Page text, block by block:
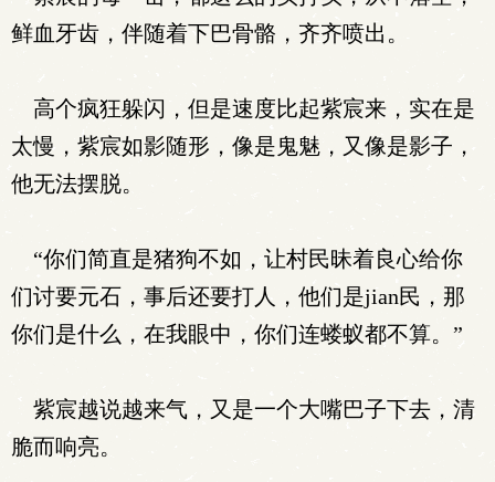
鲜血牙齿，伴随着下巴骨骼，齐齐喷出。
高个疯狂躲闪，但是速度比起紫宸来，实在是
太慢，紫宸如影随形，像是鬼魅，又像是影子，
他无法摆脱。
“你们简直是猪狗不如，让村民昧着良心给你
们讨要元石，事后还要打人，他们是jian民，那
你们是什么，在我眼中，你们连蝼蚁都不算。”
紫宸越说越来气，又是一个大嘴巴子下去，清
脆而响亮。